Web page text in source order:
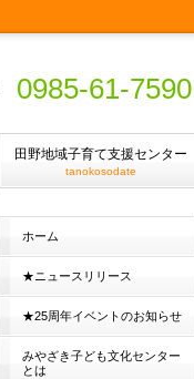
0985-61-7590
田野地域子育て支援センター
tanokosodate
ホーム
★ニュースリリース
★25周年イベントのお知らせ
みやざき子ども文化センター
とは